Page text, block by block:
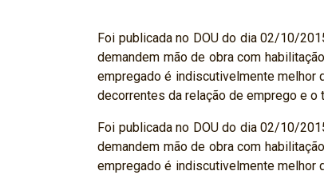
Foi publicada no DOU do dia 02/10/
demandem mão de obra com
empregado é indiscutivelmente melhor
decorrentes da relação de emprego e o
Foi publicada no DOU do dia 02/10/
demandem mão de obra com
empregado é indiscutivelmente melhor